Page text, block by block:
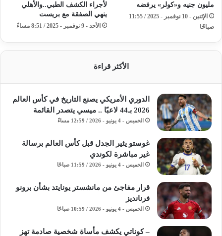
مليون جنيه و«كولر» يرفضه
الإثنين - 10 نوفمبر - 2025 / 11:55
صباحًا
لأجراء الكشف الطبي..والأهلي
ينهي الصفقة مع بريست
الأحد - 9 نوفمبر - 2025 / 8:51 مساءً
الأكثر قراءة
الدوري الأمريكي يصنع التاريخ في كأس العالم
2026 بـ44 لاعبًا .. ميسي يتصدر القائمة
الخميس - 4 يونيو - 2026 / 12:59 مساءً
غوستو يثير الجدل قبل كأس العالم برسالة
غير مباشرة لكوندي
الخميس - 4 يونيو - 2026 / 11:59 صباحًا
قرار مفاجئ من مانشستر يونايتد بشأن برونو
فرنانديز
الخميس - 4 يونيو - 2026 / 10:59 صباحًا
– كوناتي يكشف مأساة شخصية صادمة تهز